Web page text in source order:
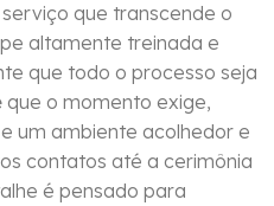
que transcende o
altamente treinada e
que todo o processo seja
que o momento exige,
um ambiente acolhedor e
contatos até a cerimônia
é pensado para